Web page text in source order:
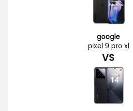
google
pixel 9 pro xl
VS